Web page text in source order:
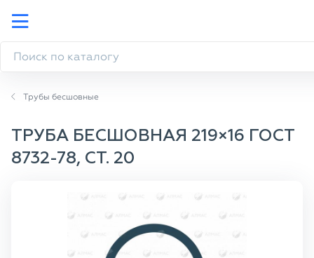
Трубы бесшовные
ТРУБА БЕСШОВНАЯ 219×16 ГОСТ
8732-78, СТ. 20